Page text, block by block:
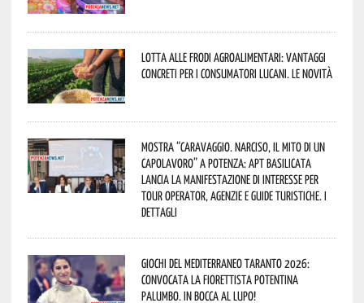
Lotta alle frodi agroalimentari: vantaggi
concreti per i consumatori lucani. Le novità
Mostra “Caravaggio. Narciso, il mito di un
capolavoro” a Potenza: APT Basilicata
lancia la manifestazione di interesse per
Tour Operator, Agenzie e Guide Turistiche. I
dettagli
Giochi del Mediterraneo Taranto 2026:
convocata la fiorettista potentina
Palumbo. In bocca al lupo!